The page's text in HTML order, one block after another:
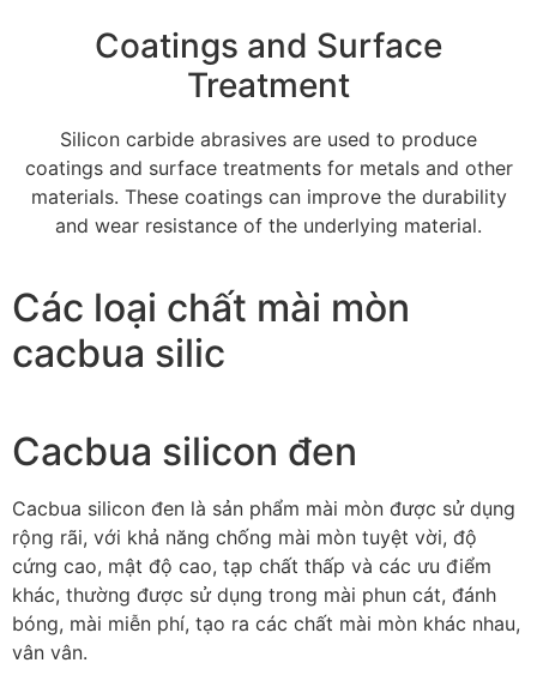
Coatings and Surface
Treatment
Silicon carbide abrasives are used to produce
coatings and surface treatments for metals and other
materials. These coatings can improve the durability
and wear resistance of the underlying material.
Các loại chất mài mòn
cacbua silic
Cacbua silicon đen
Cacbua silicon đen là sản phẩm mài mòn được sử dụng
rộng rãi, với khả năng chống mài mòn tuyệt vời, độ
cứng cao, mật độ cao, tạp chất thấp và các ưu điểm
khác, thường được sử dụng trong mài phun cát, đánh
bóng, mài miễn phí, tạo ra các chất mài mòn khác nhau,
vân vân.